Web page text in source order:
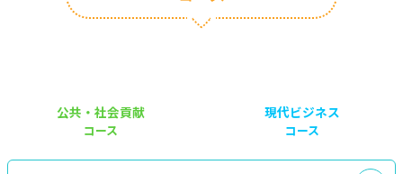
公共・社会貢献
コース
現代ビジネス
コース